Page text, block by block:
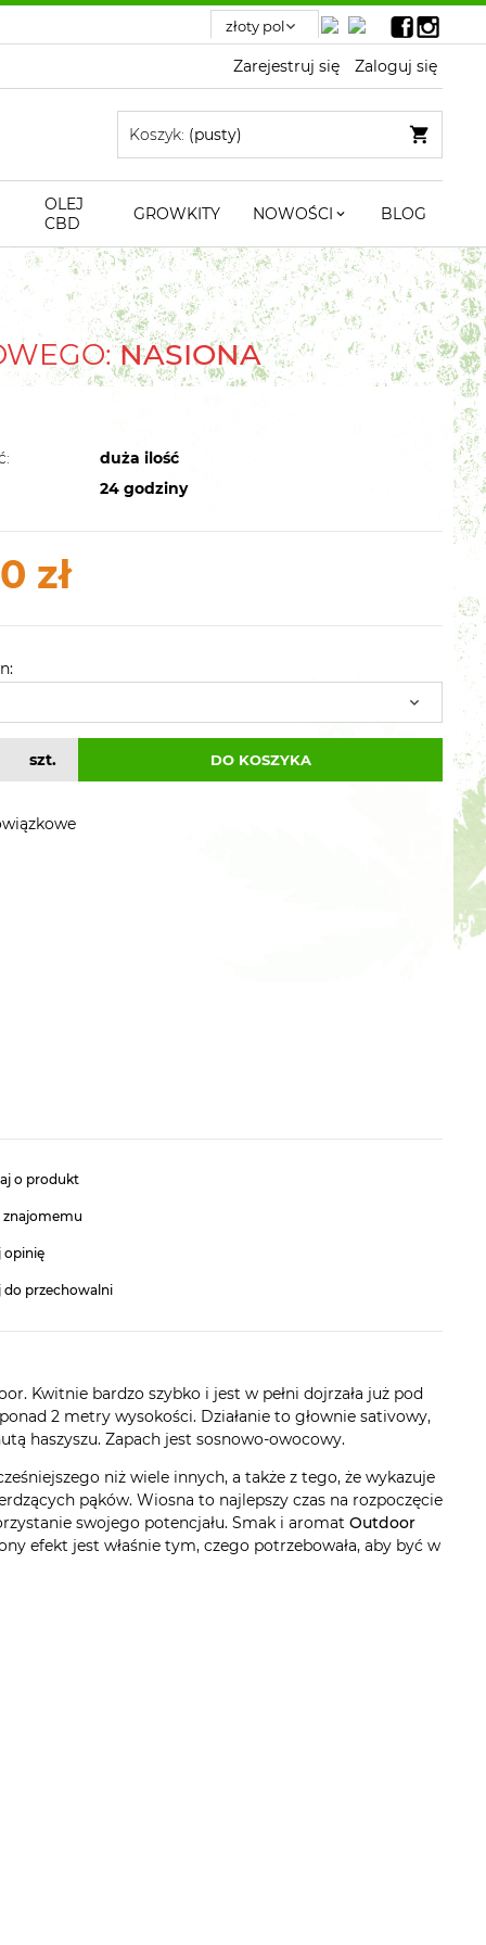
Zarejestruj się Zaloguj się
Koszyk: (pusty)
OLEJ
CBD
GROWKITY NOWOŚCI BLOG
NASIONA
duża ilość
24 godziny
zł
szt. DO KOSZYKA
o produkt
znajomemu
opinię
do przechowalni
Kwitnie bardzo szybko i jest w pełni dojrzała już pod
2 metry wysokości. Działanie to głownie sativowy,
haszyszu. Zapach jest sosnowo-owocowy.
niż wiele innych, a także z tego, że wykazuje
pąków. Wiosna to najlepszy czas na rozpoczęcie
swojego potencjału. Smak i aromat Outdoor
efekt jest właśnie tym, czego potrzebowała, aby być w